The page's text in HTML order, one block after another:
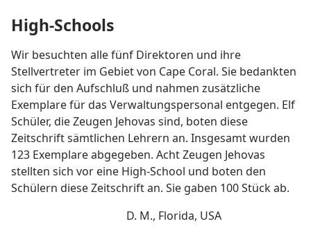
High-Schools
Wir besuchten alle fünf Direktoren und ihre
Stellvertreter im Gebiet von Cape Coral. Sie bedankten
sich für den Aufschluß und nahmen zusätzliche
Exemplare für das Verwaltungspersonal entgegen. Elf
Schüler, die Zeugen Jehovas sind, boten diese
Zeitschrift sämtlichen Lehrern an. Insgesamt wurden
123 Exemplare abgegeben. Acht Zeugen Jehovas
stellten sich vor eine High-School und boten den
Schülern diese Zeitschrift an. Sie gaben 100 Stück ab.
D. M., Florida, USA